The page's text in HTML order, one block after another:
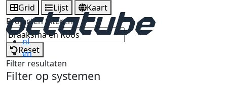
nl
en
Grid Lijst
Kaart
Projecten filteren
Reset
Filter resultaten
Filter op systemen